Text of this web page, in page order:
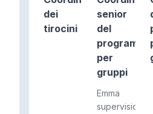
dei
tirocini
senior
del
programma
per
gruppi
Emma
supervisiona